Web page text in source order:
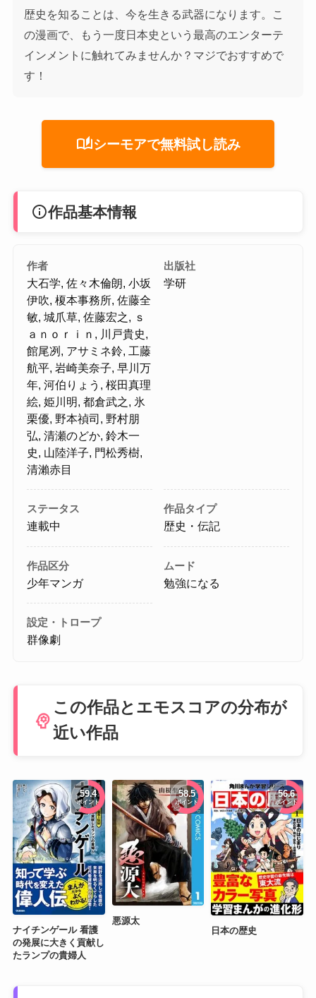
歴史を知ることは、今を生きる武器になります。こ
の漫画で、もう一度日本史という最高のエンターテ
インメントに触れてみませんか？マジでおすすめで
す！
auto_storiesシーモアで無料試し読み
info作品基本情報
作者
大石学, 佐々木倫朗, 小坂
伊吹, 榎本事務所, 佐藤全
敏, 城爪草, 佐藤宏之, ｓ
ａｎｏｒｉｎ, 川戸貴史,
館尾冽, アサミネ鈴, 工藤
航平, 岩崎美奈子, 早川万
年, 河伯りょう, 桜田真理
絵, 姫川明, 都倉武之, 氷
栗優, 野本禎司, 野村朋
弘, 清瀬のどか, 鈴木一
史, 山陸洋子, 門松秀樹,
清瀨赤目
出版社
学研
ステータス
連載中
作品タイプ
歴史・伝記
作品区分
少年マンガ
ムード
勉強になる
設定・トロープ
群像劇
psychology
この作品とエモスコアの分布が
近い作品
59.4
ポイント
ナイチンゲール 看護
の発展に大きく貢献し
たランプの貴婦人
58.5
ポイント
悪源太
56.6
ポイント
日本の歴史